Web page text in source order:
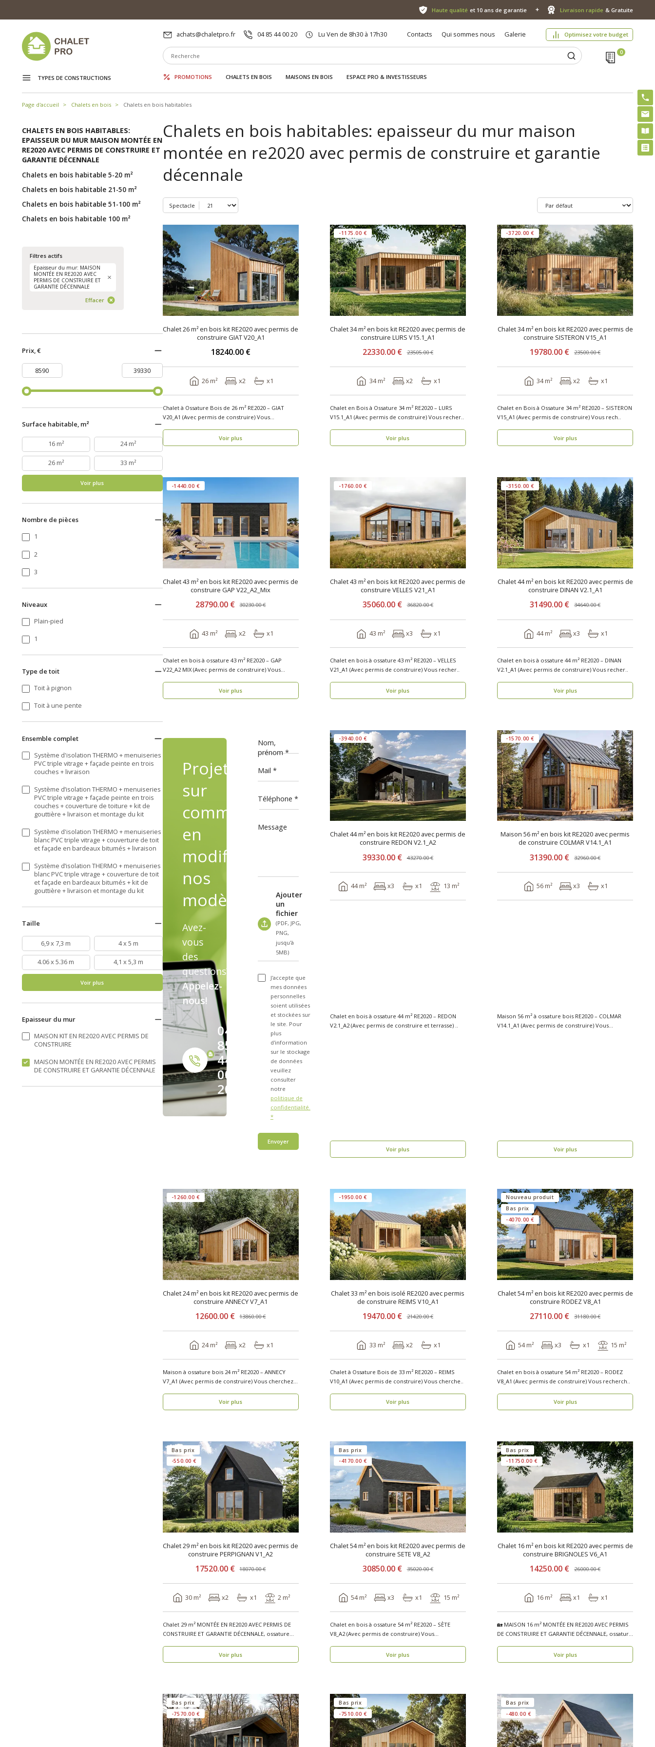
Haute qualité et 10 ans de garantie Livraison rapide & Gratuite
achats@chaletpro.fr 04 85 44 00 20 Lu Ven de 8h30 à 17h30 Contacts Qui sommes nous Galerie Optimisez votre budget
TYPES DE CONSTRUCTIONS PROMOTIONS CHALETS EN BOIS MAISONS EN BOIS ESPACE PRO & INVESTISSEURS
Page d'accueil Chalets en bois Chalets en bois habitables
CHALETS EN BOIS HABITABLES:
EPAISSEUR DU MUR MAISON MONTÉE EN
RE2020 AVEC PERMIS DE CONSTRUIRE ET
GARANTIE DÉCENNALE
Chalets en bois habitable 5-20 m²
Chalets en bois habitable 21-50 m²
Chalets en bois habitable 51-100 m²
Chalets en bois habitable 100 m²
Filtres actifs
Epaisseur du mur: MAISON
MONTÉE EN RE2020 AVEC
PERMIS DE CONSTRUIRE ET
GARANTIE DÉCENNALE
Effacer
Prix, €
Surface habitable, m²
16 m² 24 m²
26 m² 33 m²
Voir plus
Nombre de pièces
1
2
3
Niveaux
Plain-pied
1
Type de toit
Toit à pignon
Toit à une pente
Ensemble complet
Système d'isolation THERMO + menuiseries
PVC triple vitrage + façade peinte en trois
couches + livraison
Système d’isolation THERMO + menuiseries
PVC triple vitrage + façade peinte en trois
couches + couverture de toiture + kit de
gouttière + livraison et montage du kit
Système d'isolation THERMO + menuiseries
blanc PVC triple vitrage + couverture de toit
et façade en bardeaux bitumés + livraison
Système d’isolation THERMO + menuiseries
blanc PVC triple vitrage + couverture de toit
et façade en bardeaux bitumés + kit de
gouttière + livraison et montage du kit
Taille
6,9 x 7,3 m 4 x 5 m
4.06 x 5.36 m 4,1 x 5,3 m
Voir plus
Epaisseur du mur
MAISON KIT EN RE2020 AVEC PERMIS DE
CONSTRUIRE
MAISON MONTÉE EN RE2020 AVEC PERMIS
DE CONSTRUIRE ET GARANTIE DÉCENNALE
Chalets en bois habitables: epaisseur du mur maison
montée en re2020 avec permis de construire et garantie
décennale
Spectacle
Chalet 26 m² en bois kit RE2020 avec permis de
construire GIAT V20_A1
18240.00 €
26 m² x2 x1
Chalet à Ossature Bois de 26 m² RE2020 – GIAT
V20_A1 (Avec permis de construire) Vous
Voir plus
-1175.00 €
Chalet 34 m² en bois kit RE2020 avec permis de
construire LURS V15.1_A1
22330.00 € 23505.00 €
34 m² x2 x1
Chalet en Bois à Ossature 34 m² RE2020 – LURS
V15.1_A1 (Avec permis de construire) Vous recher..
Voir plus
-3720.00 €
Chalet 34 m² en bois kit RE2020 avec permis de
construire SISTERON V15_A1
19780.00 € 23500.00 €
34 m² x2 x1
Chalet en Bois à Ossature 34 m² RE2020 – SISTERON
V15_A1 (Avec permis de construire) Vous rech..
Voir plus
-1440.00 €
Chalet 43 m² en bois kit RE2020 avec permis de
construire GAP V22_A2_Mix
28790.00 € 30230.00 €
43 m² x2 x1
Chalet en bois à ossature 43 m² RE2020 – GAP
V22_A2 MIX (Avec permis de construire) Vous
Voir plus
-1760.00 €
Chalet 43 m² en bois kit RE2020 avec permis de
construire VELLES V21_A1
35060.00 € 36820.00 €
43 m² x3 x1
Chalet en bois à ossature 43 m² RE2020 – VELLES
V21_A1 (Avec permis de construire) Vous recher..
Voir plus
-3150.00 €
Chalet 44 m² en bois kit RE2020 avec permis de
construire DINAN V2.1_A1
31490.00 € 34640.00 €
44 m² x3 x1
Chalet en bois à ossature 44 m² RE2020 – DINAN
V2.1_A1 (Avec permis de construire) Vous recher..
Voir plus
Projets
sur
commande,
en
modifiant
nos
modèles
Avez-
vous
des
questions?
Appelez-
nous!
04
85
44
00
20
Nom,
prénom
Mail
Téléphone
Message
Ajouter
un
fichier
(PDF, JPG,
PNG,
jusqu'à
5MB)
J'accepte que
mes données
personnelles
soient utilisées
et stockées sur
le site. Pour
plus
d'information
sur le stockage
de données
veuillez
consulter
notre
politique de
confidentialité.
*
Envoyer
-3940.00 €
Chalet 44 m² en bois kit RE2020 avec permis de
construire REDON V2.1_A2
39330.00 € 43270.00 €
44 m² x3 x1 13 m²
Chalet en bois à ossature 44 m² RE2020 – REDON
Voir plus
-1570.00 €
Maison 56 m² en bois kit RE2020 avec permis
de construire COLMAR V14.1_A1
31390.00 € 32960.00 €
56 m² x3 x1
Maison 56 m² à ossature bois RE2020 – COLMAR
V14.1_A1 (Avec permis de construire) Vous
Voir plus
-1260.00 €
Chalet 24 m² en bois kit RE2020 avec permis de
construire ANNECY V7_A1
12600.00 € 13860.00 €
24 m² x2 x1
Maison à ossature bois 24 m² RE2020 – ANNECY
V7_A1 (Avec permis de construire) Vous cherchez
Voir plus
-1950.00 €
Chalet 33 m² en bois isolé RE2020 avec permis
de construire REIMS V10_A1
19470.00 € 21420.00 €
33 m² x2 x1
Chalet à Ossature Bois de 33 m² RE2020 – REIMS
V10_A1 (Avec permis de construire) Vous cherche..
Voir plus
Nouveau produit
Bas prix
-4070.00 €
Chalet 54 m² en bois kit RE2020 avec permis de
construire RODEZ V8_A1
27110.00 € 31180.00 €
54 m² x3 x1 15 m²
Chalet en bois à ossature 54 m² RE2020 – RODEZ
V8_A1 (Avec permis de construire) Vous recherch..
Voir plus
Bas prix
-550.00 €
Chalet 29 m² en bois kit RE2020 avec permis de
construire PERPIGNAN V1_A2
17520.00 € 18070.00 €
30 m² x2 x1 2 m²
Chalet 29 m² MONTÉE EN RE2020 AVEC PERMIS DE
CONSTRUIRE ET GARANTIE DÉCENNALE, ossature
Voir plus
Bas prix
-4170.00 €
Chalet 54 m² en bois kit RE2020 avec permis de
construire SETE V8_A2
30850.00 € 35020.00 €
54 m² x3 x1 15 m²
Chalet en bois à ossature 54 m² RE2020 – SÈTE
V8_A2 (Avec permis de construire) Vous
Voir plus
Bas prix
-11750.00 €
Chalet 16 m² en bois kit RE2020 avec permis de
construire BRIGNOLES V6_A1
14250.00 € 26000.00 €
16 m² x1 x1
🏡 MAISON 16 m² MONTÉE EN RE2020 AVEC PERMIS
DE CONSTRUIRE ET GARANTIE DÉCENNALE, ossature
Voir plus
Bas prix
-7570.00 €
Bas prix
-7510.00 €
Bas prix
-480.00 €